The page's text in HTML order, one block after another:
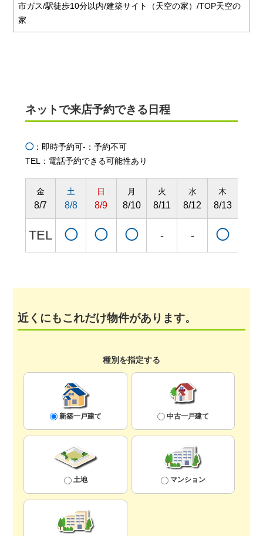
市ガス/駅徒歩10分以内/建築サイト（天空の家）/TOP天空の
家
ネットで来店予約できる日程
◯：即時予約可-：予約不可
TEL：電話予約できる可能性あり
金
8/7
TEL
土
8/8
◯
日
8/9
◯
月
8/10
◯
火
8/11
-
水
8/12
-
木
8/13
◯
近くにもこれだけ物件があります。
種別を指定する
新築一戸建て 中古一戸建て
土地 マンション